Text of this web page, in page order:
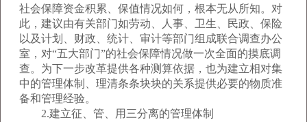
社会保障资金积累、保值情况如何，根本无从所知。对
此，建议由有关部门如劳动、人事、卫生、民政、保险
以及计划、财政、统计、审计等部门组成联合调查办公
室，对“五大部门”的社会保障情况做一次全面的摸底调
查。为下一步改革提供各种测算依据，也为建立相对集
中的管理体制、理清条条块块的关系提供必要的物质准
备和管理经验。
2.建立征、管、用三分离的管理体制